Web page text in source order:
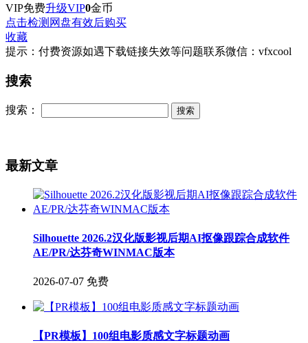
VIP免费升级VIP0金币
点击检测网盘有效后购买
收藏
提示：付费资源如遇下载链接失效等问题联系微信：vfxcool
搜索
搜索：
最新文章
Silhouette 2026.2汉化版影视后期AI抠像跟踪合成软件
AE/PR/达芬奇WINMAC版本
2026-07-07 免费
【PR模板】100组电影质感文字标题动画